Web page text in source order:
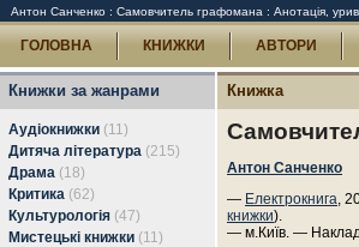
Антон Санченко : Самовчитель графомана : Анотація,
ГОЛОВНА КНИЖКИ АВТОРИ
Книжки за жанрами
Аудіокнижки (11)
Дитяча література (215)
Драма (18)
Критика (62)
Культурологія (47)
Мистецькі книжки (11)
Книжка
Антон Санченко
— Електрокнига,
книжки).
— м.Київ. —